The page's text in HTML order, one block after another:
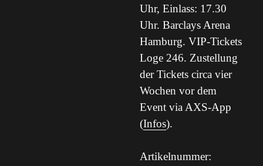
Uhr, Einlass: 17.30
Uhr. Barclays Arena
Hamburg. VIP-Tickets
Loge 246. Zustellung
der Tickets circa vier
Wochen vor dem
Event via AXS-App
(Infos).
Artikelnummer: